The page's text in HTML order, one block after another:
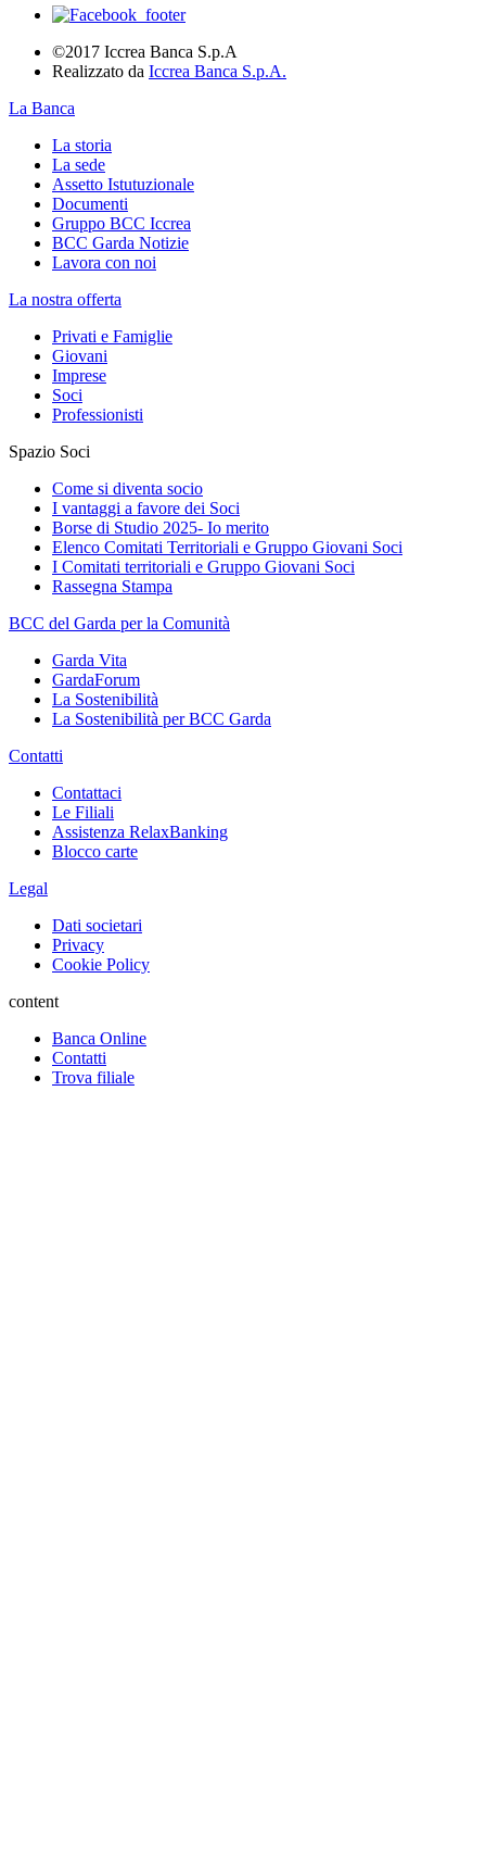
©2017 Iccrea Banca S.p.A
Realizzato da Iccrea Banca S.p.A.
La Banca
La storia
La sede
Assetto Istutuzionale
Documenti
Gruppo BCC Iccrea
BCC Garda Notizie
Lavora con noi
La nostra offerta
Privati e Famiglie
Giovani
Imprese
Soci
Professionisti
Spazio Soci
Come si diventa socio
I vantaggi a favore dei Soci
Borse di Studio 2025- Io merito
Elenco Comitati Territoriali e Gruppo Giovani Soci
I Comitati territoriali e Gruppo Giovani Soci
Rassegna Stampa
BCC del Garda per la Comunità
Garda Vita
GardaForum
La Sostenibilità
La Sostenibilità per BCC Garda
Contatti
Contattaci
Le Filiali
Assistenza RelaxBanking
Blocco carte
Legal
Dati societari
Privacy
Cookie Policy
content
Banca Online
Contatti
Trova filiale